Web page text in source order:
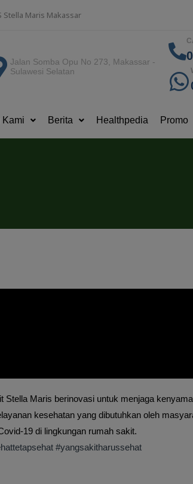
Stella Maris Makassar
Jalan Somba Opu No 273, Makassar -
Sulawesi Selatan
Kami Berita Healthpedia Promo
Maris berinovasi untuk menjaga
kesehatan yang dibutuhkan oleh
19 di lingkungan rumah sakit.
#yangsakitharussehat